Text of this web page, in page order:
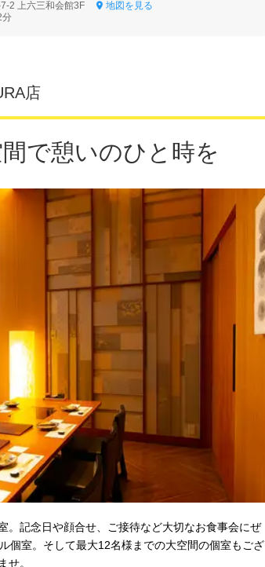
7-2 上六三和会館3F
地図を見る
分
店
で憩いのひと時を
。記念日や顔合せ、ご接待など大切なお食事会にぜ
個室。そして最大12名様までの大空間の個室もござ
せ。